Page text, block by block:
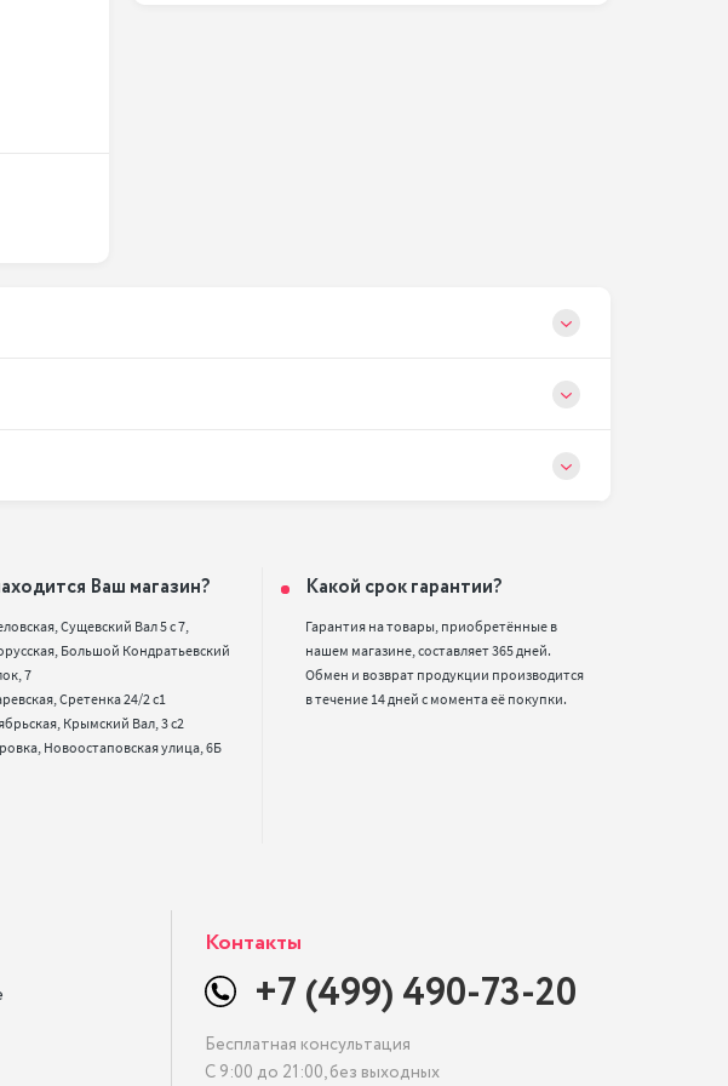
Ваш магазин?
Сущевский Вал 5 с 7,
Большой Кондратьевский
7
Сретенка 24/2 с1
Крымский Вал, 3 с2
Какой срок гарантии?
Гарантия на товары, приобретённые в
нашем магазине, составляет 365 дней.
Обмен и возврат продукции производится
в течение 14 дней с момента её покупки.
Контакты
+7 (499) 490-73-20
Бесплатная консультация
С 9:00 до 21:00, без выходных